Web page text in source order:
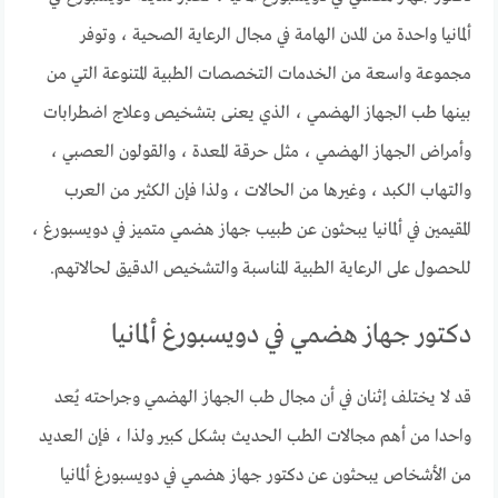
ألمانيا واحدة من المدن الهامة في مجال الرعاية الصحية ، وتوفر
مجموعة واسعة من الخدمات التخصصات الطبية المتنوعة التي من
بينها طب الجهاز الهضمي ، الذي يعنى بتشخيص وعلاج اضطرابات
وأمراض الجهاز الهضمي ، مثل حرقة المعدة ، والقولون العصبي ،
والتهاب الكبد ، وغيرها من الحالات ، ولذا فإن الكثير من العرب
المقيمين في ألمانيا يبحثون عن طبيب جهاز هضمي متميز في دويسبورغ ،
للحصول على الرعاية الطبية المناسبة والتشخيص الدقيق لحالاتهم.
دكتور جهاز هضمي في دويسبورغ ألمانيا
قد لا يختلف إثنان في أن مجال طب الجهاز الهضمي وجراحته يُعد
واحدا من أهم مجالات الطب الحديث بشكل كبير ولذا ، فإن العديد
من الأشخاص يبحثون عن دكتور جهاز هضمي في دويسبورغ ألمانيا